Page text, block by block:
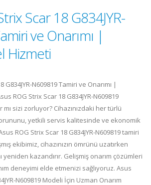
Scar 18 G834JYR-
ve Onarımı |
Hizmeti
G834JYR-N609819 Tamiri ve Onarımı |
ROG Strix Scar 18 G834JYR-N609819
sizi zorluyor? Cihazınızdaki her türlü
yetkili servis kalitesinde ve ekonomik
ROG Strix Scar 18 G834JYR-N609819 tamiri
ekibimiz, cihazınızın ömrünü uzatırken
kazandırır. Gelişmiş onarım çözümleri
deneyimi elde etmenizi sağlıyoruz. Asus
N609819 Modeli İçin Uzman Onarım